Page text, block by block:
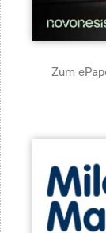
Zum